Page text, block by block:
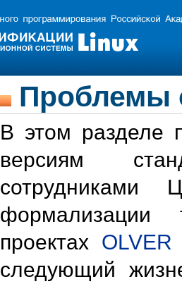
Проблемы
В этом разделе
версиям
формализации
проектах OLVER
следующий